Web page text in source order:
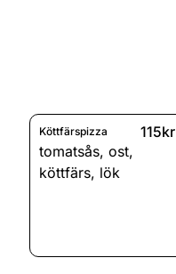
Köttfärspizza
115kr
tomatsås, ost,
köttfärs, lök